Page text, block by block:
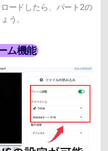
ードしたら、パート2の
う。
ム機能